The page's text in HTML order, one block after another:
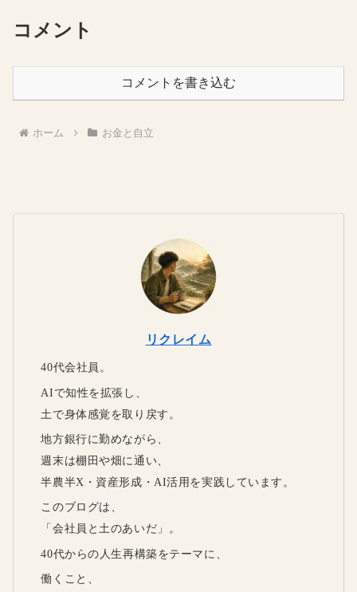
コメント
コメントを書き込む
ホーム お金と自立
リクレイム
40代会社員。
AIで知性を拡張し、
土で身体感覚を取り戻す。
地方銀行に勤めながら、
週末は棚田や畑に通い、
半農半X・資産形成・AI活用を実践しています。
このブログは、
「会社員と土のあいだ」。
40代からの人生再構築をテーマに、
働くこと、